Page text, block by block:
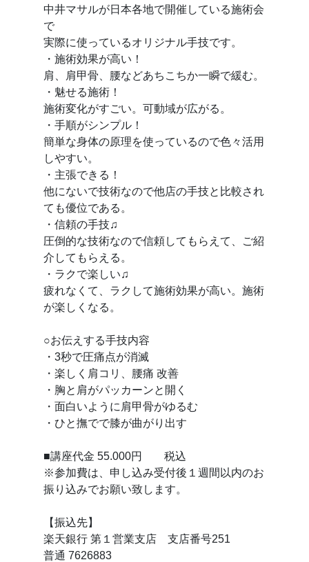
中井マサルが日本各地で開催している施術会
で
実際に使っているオリジナル手技です。
・施術効果が高い！
肩、肩甲骨、腰などあちこちか一瞬で緩む。
・魅せる施術！
施術変化がすごい。可動域が広がる。
・手順がシンプル！
簡単な身体の原理を使っているので色々活用
しやすい。
・主張できる！
他にないで技術なので他店の手技と比較され
ても優位である。
・信頼の手技♫
圧倒的な技術なので信頼してもらえて、ご紹
介してもらえる。
・ラクで楽しい♫
疲れなくて、ラクして施術効果が高い。施術
が楽しくなる。
○お伝えする手技内容
・3秒で圧痛点が消滅
・楽しく肩コリ、腰痛 改善
・胸と肩がパッカーンと開く
・面白いように肩甲骨がゆるむ
・ひと撫でで膝が曲がり出す
■講座代金 55.000円 税込
※参加費は、申し込み受付後１週間以内のお
振り込みでお願い致します。
【振込先】
楽天銀行 第１営業支店 支店番号251
普通 7626883